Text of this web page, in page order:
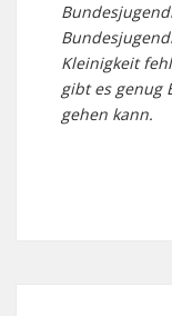
Kleinigkeit
gibt es genug
gehen kann.